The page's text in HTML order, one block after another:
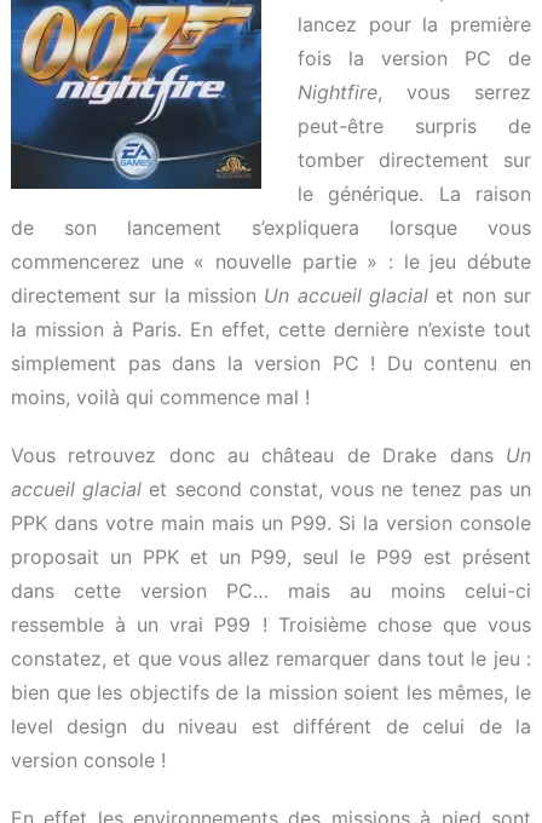
lancez pour la première
fois la version PC de
Nightfire, vous serrez
peut-être surpris de
tomber directement sur
le générique. La raison
de son lancement s’expliquera lorsque vous
commencerez une « nouvelle partie » : le jeu débute
directement sur la mission Un accueil glacial et non sur
la mission à Paris. En effet, cette dernière n’existe tout
simplement pas dans la version PC ! Du contenu en
moins, voilà qui commence mal !
Vous retrouvez donc au château de Drake dans Un
accueil glacial et second constat, vous ne tenez pas un
PPK dans votre main mais un P99. Si la version console
proposait un PPK et un P99, seul le P99 est présent
dans cette version PC… mais au moins celui-ci
ressemble à un vrai P99 ! Troisième chose que vous
constatez, et que vous allez remarquer dans tout le jeu :
bien que les objectifs de la mission soient les mêmes, le
level design du niveau est différent de celui de la
version console !